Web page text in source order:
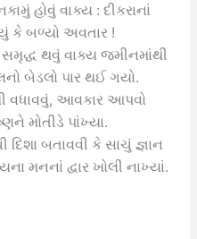
હોવું વાક્ય : દીકરાનાં
કે બળ્યો અવતાર !
થવું વાક્ય જમીનમાંથી
બેડલો પાર થઈ ગયો.
વધાવવું, આવકાર આપવો
મોતીડે પાંખ્યા.
દિશા બતાવવી કે સાચું જ્ઞાન
મનનાં દ્વાર ખોલી નાખ્યાં.